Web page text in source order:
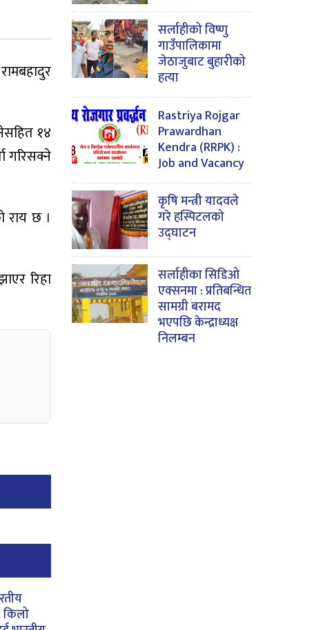
१४
गरिसक्ने
राय छ ।
रिहा
किलो
सर्लाहीको विष्णु
गाउँपालिकामा
जेठाजुबाट बुहारीको
हत्या
Rastriya Rojgar
Prawardhan
Kendra (RRPK) :
Job and Vacancy
कृषि मन्त्री यादवले
गरे हस्पिटलको
उद्घाटन
सर्लाहीका सिडिओ
एक्सनमा : प्रतिबन्धित
सामग्री बरामद
भएपछि केन्द्राध्यक्ष
निलम्बन